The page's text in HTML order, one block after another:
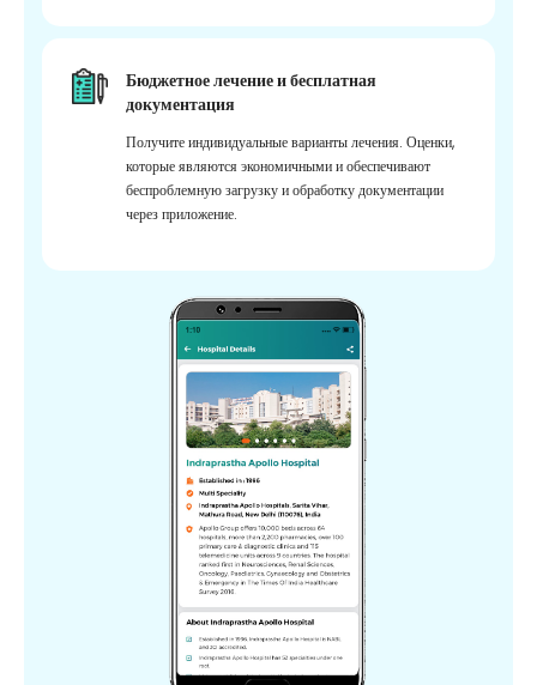
Бюджетное лечение и бесплатная
документация
Получите индивидуальные варианты лечения. Оценки,
которые являются экономичными и обеспечивают
беспроблемную загрузку и обработку документации
через приложение.